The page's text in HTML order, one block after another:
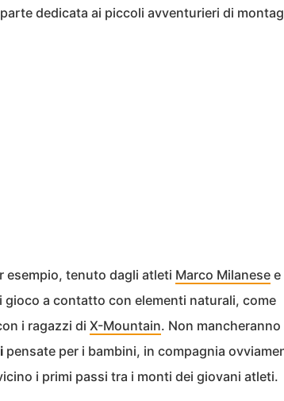
dedicata ai piccoli avventurieri di
esempio, tenuto dagli atleti Marco Milanese e
gioco a contatto con elementi naturali, come
i ragazzi di X-Mountain. Non mancheranno
pensate per i bambini, in compagnia
i primi passi tra i monti dei giovani atleti.